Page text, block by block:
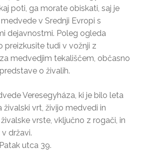
poti, ga morate obiskati, saj je
v Srednji Evropi s
dejavnostmi. Poleg ogleda
preizkusite tudi v vožnji z
medvedjim tekališčem, občasno
o živalih.
Veresegyháza, ki je bilo leta
živalski vrt, živijo medvedi in
vrste, vključno z rogači, in
državi.
utca 39.